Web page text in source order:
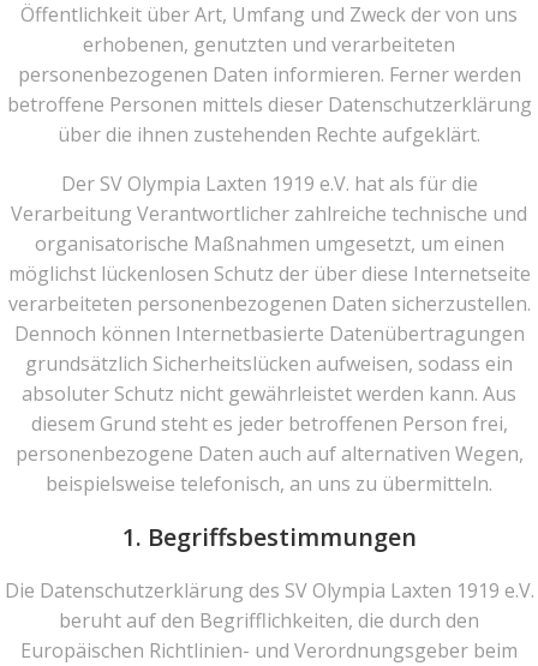
Öffentlichkeit über Art, Umfang und Zweck der von uns
erhobenen, genutzten und verarbeiteten
personenbezogenen Daten informieren. Ferner werden
betroffene Personen mittels dieser Datenschutzerklärung
über die ihnen zustehenden Rechte aufgeklärt.
Der SV Olympia Laxten 1919 e.V. hat als für die
Verarbeitung Verantwortlicher zahlreiche technische und
organisatorische Maßnahmen umgesetzt, um einen
möglichst lückenlosen Schutz der über diese Internetseite
verarbeiteten personenbezogenen Daten sicherzustellen.
Dennoch können Internetbasierte Datenübertragungen
grundsätzlich Sicherheitslücken aufweisen, sodass ein
absoluter Schutz nicht gewährleistet werden kann. Aus
diesem Grund steht es jeder betroffenen Person frei,
personenbezogene Daten auch auf alternativen Wegen,
beispielsweise telefonisch, an uns zu übermitteln.
1. Begriffsbestimmungen
Die Datenschutzerklärung des SV Olympia Laxten 1919 e.V.
beruht auf den Begrifflichkeiten, die durch den
Europäischen Richtlinien- und Verordnungsgeber beim